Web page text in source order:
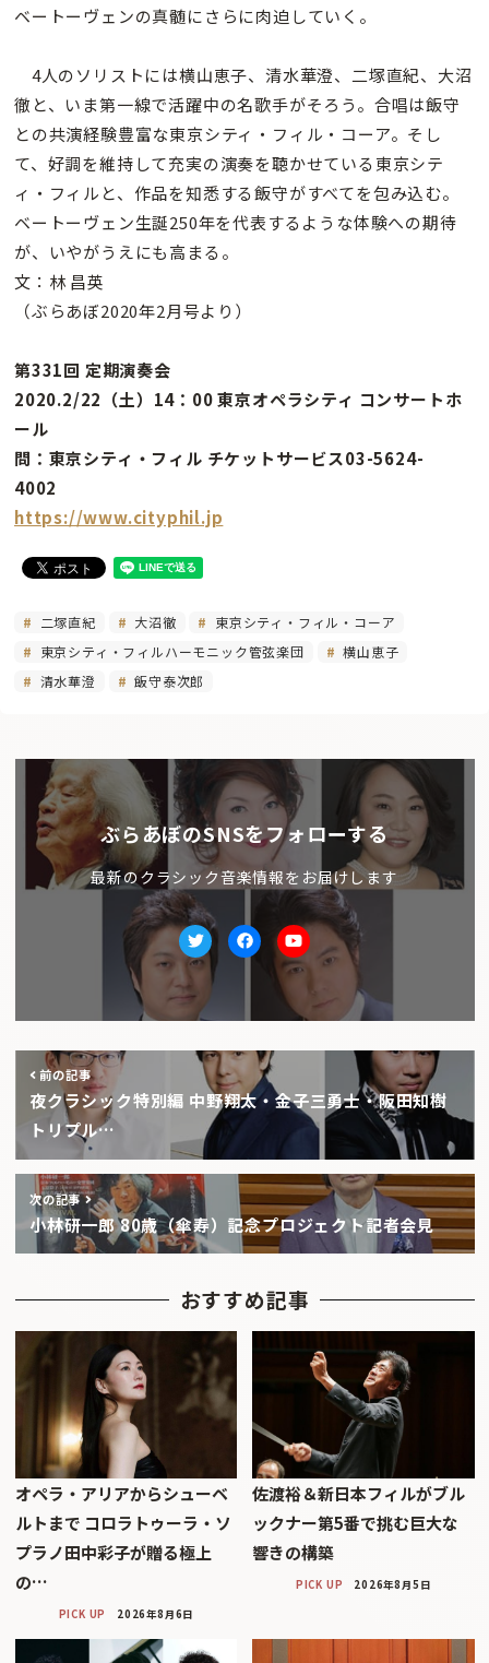
ベートーヴェンの真髄にさらに肉迫していく。
4人のソリストには横山恵子、清水華澄、二塚直紀、大沼
徹と、いま第一線で活躍中の名歌手がそろう。合唱は飯守
との共演経験豊富な東京シティ・フィル・コーア。そし
て、好調を維持して充実の演奏を聴かせている東京シテ
ィ・フィルと、作品を知悉する飯守がすべてを包み込む。
ベートーヴェン生誕250年を代表するような体験への期待
が、いやがうえにも高まる。
文：林 昌英
（ぶらあぼ2020年2月号より）
第331回 定期演奏会
2020.2/22（土）14：00 東京オペラシティ コンサートホ
ール
問：東京シティ・フィル チケットサービス03-5624-
4002
https://www.cityphil.jp
二塚直紀 大沼徹
東京シティ・フィル・コーア
東京シティ・フィルハーモニック管弦楽団
横山恵子
清水華澄
飯守泰次郎
ぶらあぼのSNSをフォローする
最新のクラシック音楽情報をお届けします
TwitterfacebookYoutube
前の記事
夜クラシック特別編 中野翔太・金子三勇士・阪田知樹
トリプル…
次の記事
小林研一郎 80歳（傘寿）記念プロジェクト記者会見
おすすめ記事
オペラ・アリアからシューベ
ルトまで コロラトゥーラ・ソ
プラノ田中彩子が贈る極上
の…
PICK UP 2026年8月6日
佐渡裕＆新日本フィルがブル
ックナー第5番で挑む巨大な
響きの構築
PICK UP 2026年8月5日